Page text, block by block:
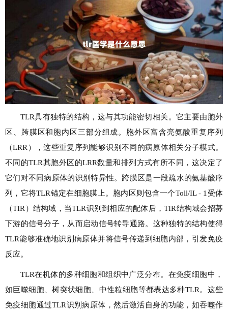
TLR具有独特的结构，这与其功能密切相关。它主要由胞外
区、跨膜区和胞内区三部分组成。胞外区富含亮氨酸重复序列
（LRR），这些重复序列能够识别不同的病原体相关分子模式。
不同的TLR其胞外区的LRR数量和排列方式有所不同，这决定了
它们对不同病原体的识别特异性。跨膜区是一段疏水的氨基酸序
列，它将TLR锚定在细胞膜上。胞内区则包含一个Toll/IL - 1受体
（TIR）结构域，当TLR识别到相应的配体后，TIR结构域会招募
下游的信号分子，从而启动信号转导通路。这种独特的结构使得
TLR能够准确地识别病原体并将信号传递到细胞内部，引发免疫
反应。
TLR在机体的多种细胞和组织中广泛分布。在免疫细胞中，
如巨噬细胞、树突状细胞、中性粒细胞等都表达多种TLR。这些
免疫细胞通过TLR识别病原体，然后激活自身的功能，如吞噬作